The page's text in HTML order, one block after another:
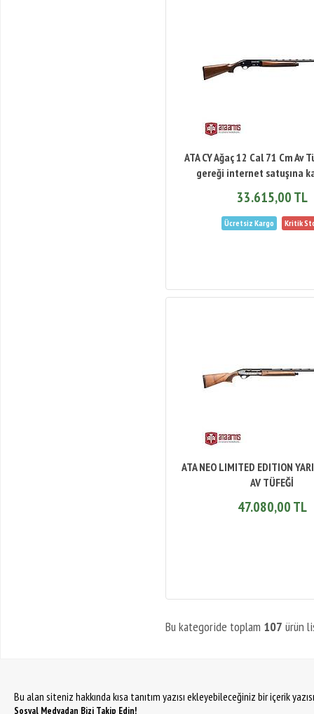
ATA CY Ağaç 12 Cal 71 Cm Av
gereği internet satuşına
33.615,00 TL
ATA NEO LIMITED EDITION
AV TÜFEĞİ
47.080,00 TL
Bu kategoride toplam 107 ürün
Bu alan siteniz hakkında kısa tanıtım yazısı ekleyebileceğiniz bir içerik
Sosyal Medyadan Bizi Takip Edin!